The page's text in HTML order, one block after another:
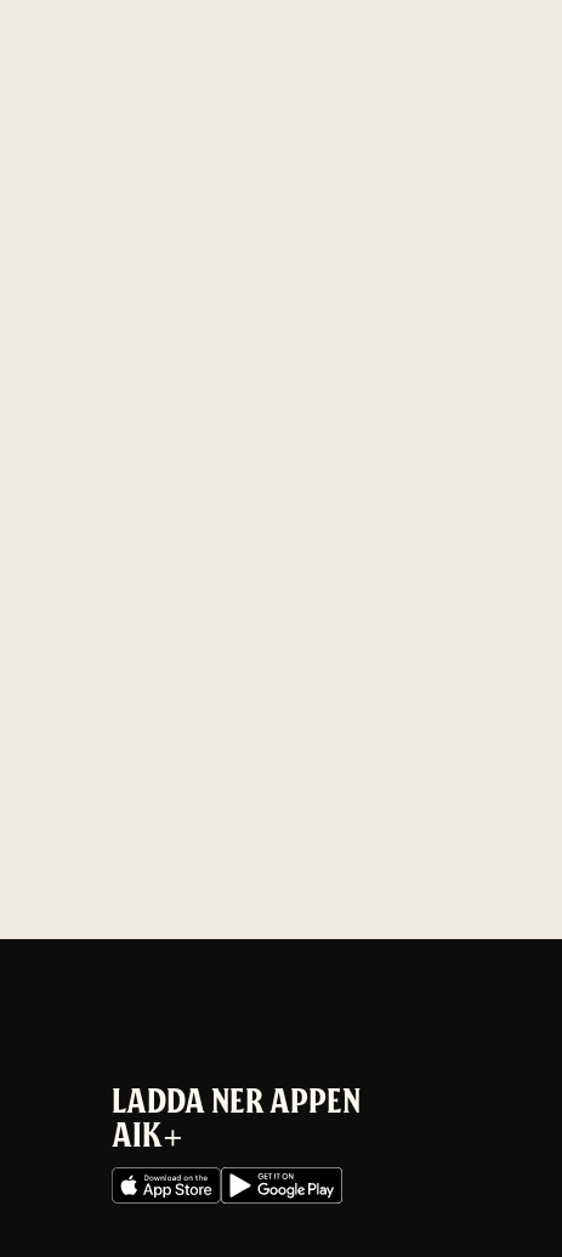
LADDA NER APPEN
AIK+